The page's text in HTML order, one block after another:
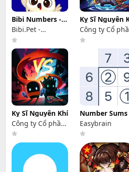
Bibi Numbers -
123 Trò Chơi
Bibi.Pet -
Toddlers Games -
Colors and
Shapes
Kỵ Sĩ Nguyên
Tiền Truyện
Công ty Cổ
3T online
Kỵ Sĩ Nguyên Khí
Công ty Cổ phần
3T online
Number Sums
Game Xếp Số
Easybrain